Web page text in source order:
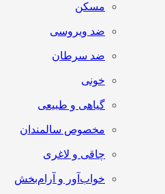
مسکن
ضد ویروسی
ضد سرطان
خونی
گیاهی و طبیعی
مخصوص سالمندان
چاقی و لاغری
خواب‌آور و آرام‌بخش